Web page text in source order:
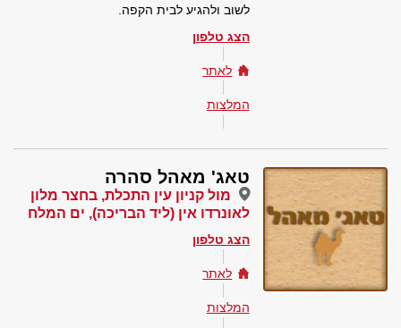
לשוב ולהגיע לבית הקפה.
הצג טלפון
לאתר
המלצות
טאג' מאהל סהרה
מול קניון עין התכלת, בחצר מלון
לאונרדו אין (ליד הבריכה), ים המלח
הצג טלפון
לאתר
המלצות